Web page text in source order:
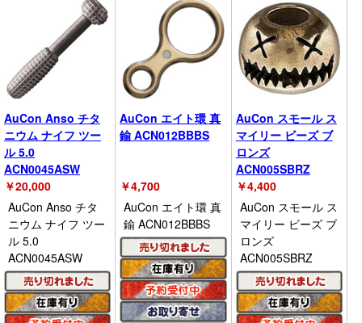
AuCon Anso チタ
ニウム ナイフ ツー
ル 5.0
ACN0045ASW
￥20,000
AuCon Anso チタ
ニウム ナイフ ツー
ル 5.0
ACN0045ASW
AuCon エイト環 真
鍮 ACN012BBBS
￥4,700
AuCon エイト環 真
鍮 ACN012BBBS
AuCon スモール ス
マイリー ビーズ ブ
ロンズ
ACN005SBRZ
￥4,400
AuCon スモール ス
マイリー ビーズ ブ
ロンズ
ACN005SBRZ